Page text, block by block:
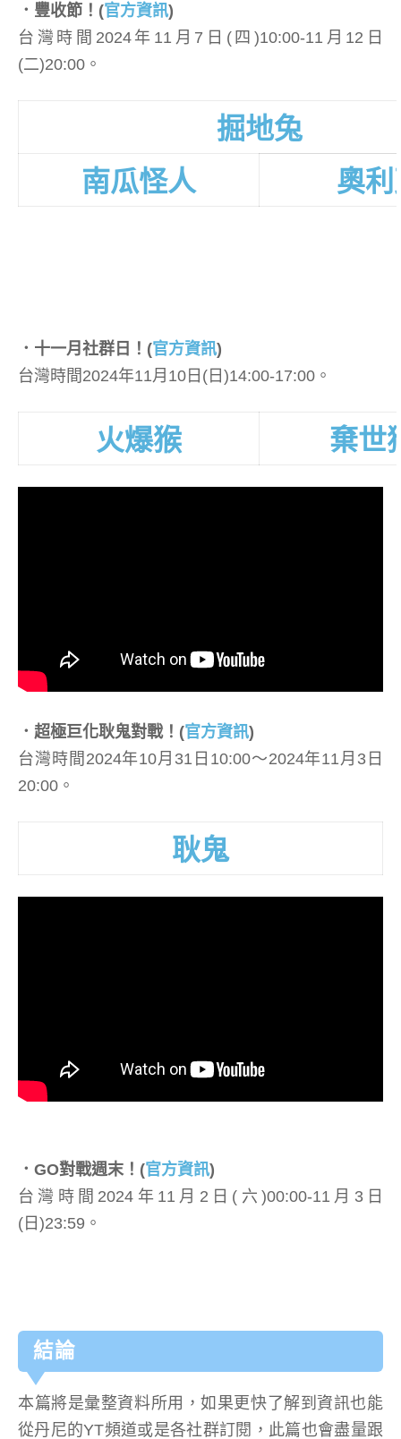
．豐收節！ (官方資訊)
台灣時間2024年11月7日(四)10:00-11月12日
(二)20:00。
掘地兔
南瓜怪人
奧利
．十一月社群日！ (官方資訊)
台灣時間2024年11月10日(日)14:00-17:00。
火爆猴 棄世
．超極巨化耿鬼對戰！ (官方資訊)
台灣時間2024年10月31日10:00～2024年11月3日
20:00。
耿鬼
．GO對戰週末！ (官方資訊)
台灣時間2024年11月2日(六)00:00-11月3日
(日)23:59。
結論
本篇將是彙整資料所用，如果更快了解到資訊也能
從丹尼的YT頻道或是各社群訂閱，此篇也會盡量跟